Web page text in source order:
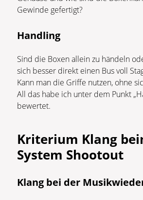
Gewinde gefertigt?
Handling
Sind die Boxen allein zu händeln
sich besser direkt einen Bus voll
Kann man die Griffe nutzen, ohne
All das habe ich unter dem Punkt
bewertet.
Kriterium Klang
System Shootout
Klang bei der